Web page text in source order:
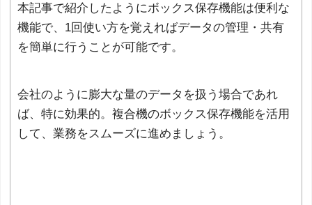
本記事で紹介したようにボックス保存機能は便利な
機能で、1回使い方を覚えればデータの管理・共有
を簡単に行うことが可能です。
会社のように膨大な量のデータを扱う場合であれ
ば、特に効果的。複合機のボックス保存機能を活用
して、業務をスムーズに進めましょう。